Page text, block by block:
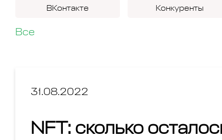
ВКонтакте Конкуренты
Все
31.08.2022
NFT: сколько